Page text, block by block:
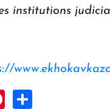
institutions
Pinterest